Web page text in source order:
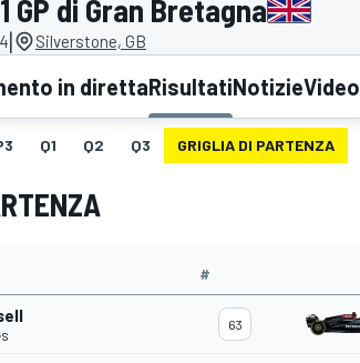
WEC
GP di Gran Bretagna
| Silverstone, GB
in direttaRisultatiNotizieVideo
Q1 Q2 Q3 GRIGLIA DI PARTENZA
#
63